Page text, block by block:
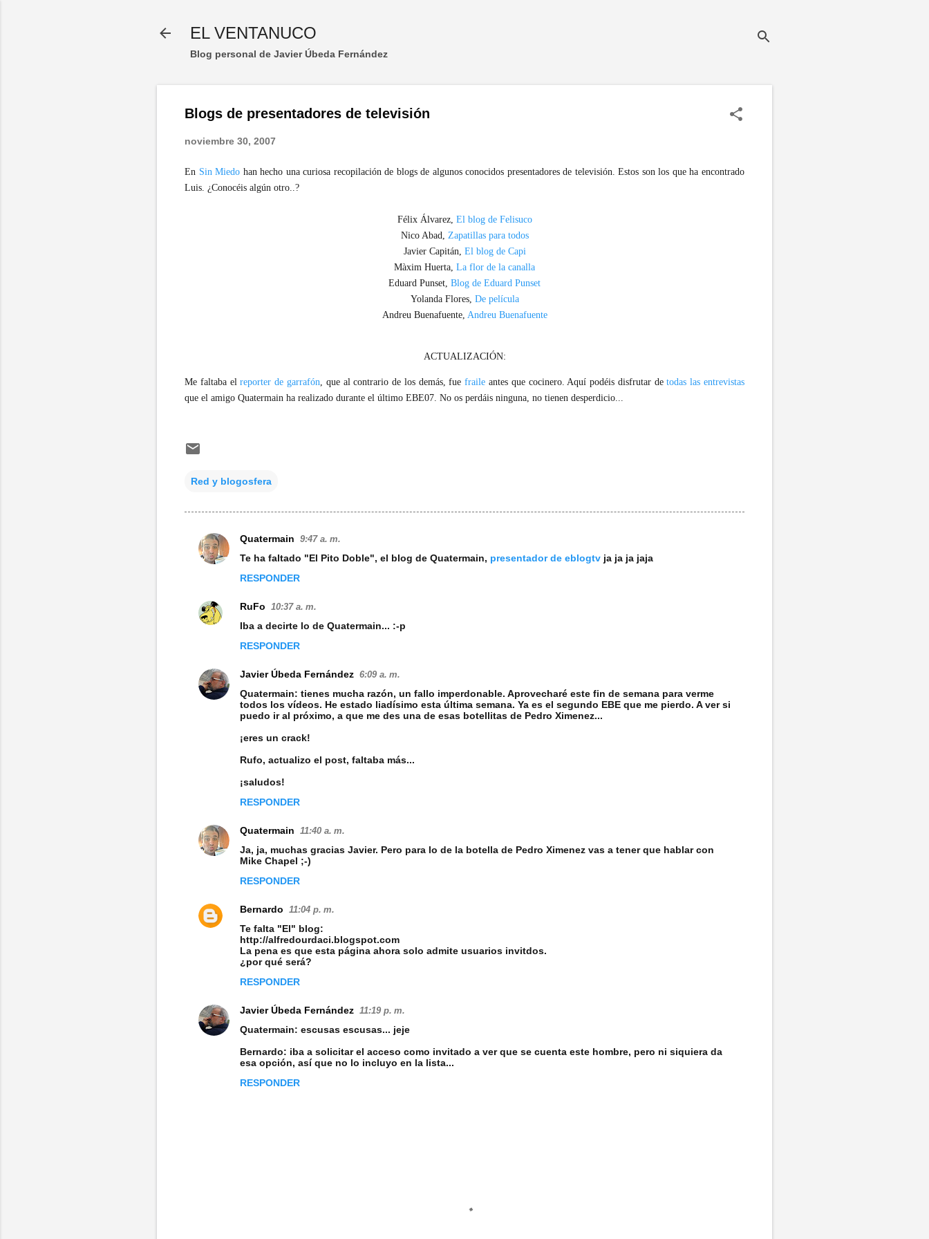
EL VENTANUCO
Blog personal de Javier Úbeda Fernández
Blogs de presentadores de televisión
noviembre 30, 2007
En Sin Miedo han hecho una curiosa recopilación de blogs de algunos conocidos presentadores de televisión. Estos son los que ha encontrado
Luis. ¿Conocéis algún otro..?
Félix Álvarez, El blog de Felisuco
Nico Abad, Zapatillas para todos
Javier Capitán, El blog de Capi
Màxim Huerta, La flor de la canalla
Eduard Punset, Blog de Eduard Punset
Yolanda Flores, De película
Andreu Buenafuente, Andreu Buenafuente
ACTUALIZACIÓN:
Me faltaba elreporter de garrafón, que al contrario de los demás, fuefraile antes que cocinero. Aquí podéis disfrutar detodas las entrevistas
que el amigo Quatermain ha realizado durante el último EBE07. No os perdáis ninguna, no tienen desperdicio...
Red y blogosfera
C
e
n
r
Quatermain 9:47 a. m.
Te ha faltado "El Pito Doble", el blog de Quatermain, presentador de eblogtv ja ja ja jaja
RESPONDER
RuFo 10:37 a. m.
Iba a decirte lo de Quatermain... :-p
RESPONDER
Javier Úbeda Fernández 6:09 a. m.
Quatermain: tienes mucha razón, un fallo imperdonable. Aprovecharé este fin de semana para verme
todos los vídeos. He estado liadísimo esta última semana. Ya es el segundo EBE que me pierdo. A ver si
puedo ir al próximo, a que me des una de esas botellitas de Pedro Ximenez...
¡eres un crack!
Rufo, actualizo el post, faltaba más...
¡saludos!
RESPONDER
Quatermain 11:40 a. m.
Ja, ja, muchas gracias Javier. Pero para lo de la botella de Pedro Ximenez vas a tener que hablar con
Mike Chapel ;-)
RESPONDER
Bernardo 11:04 p. m.
Te falta "El" blog:
http://alfredourdaci.blogspot.com
La pena es que esta página ahora solo admite usuarios invitdos.
¿por qué será?
RESPONDER
Javier Úbeda Fernández 11:19 p. m.
Quatermain: escusas escusas... jeje
Bernardo: iba a solicitar el acceso como invitado a ver que se cuenta este hombre, pero ni siquiera da
esa opción, así que no lo incluyo en la lista...
RESPONDER